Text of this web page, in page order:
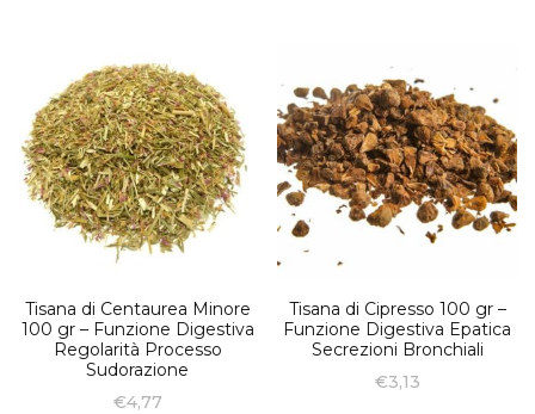
Tisana di Centaurea Minore
100 gr – Funzione Digestiva
Regolarità Processo
Sudorazione
€4,77
Tisana di Cipresso 100 gr –
Funzione Digestiva Epatica
Secrezioni Bronchiali
€3,13